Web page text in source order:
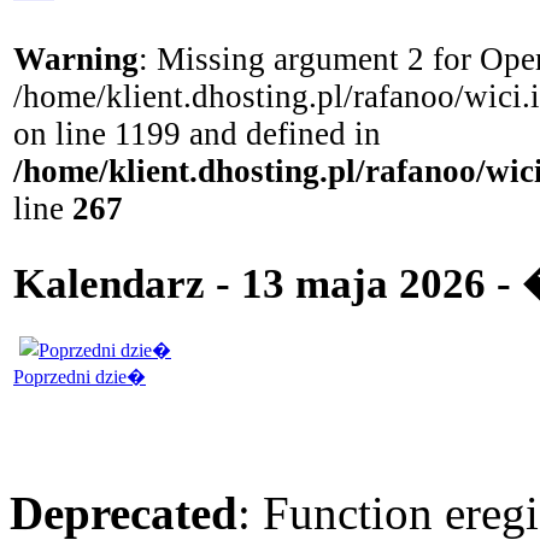
Warning: Missing argument 2 for
/home/klient.dhosting.pl/rafanoo/
on line 1199 and defined in
/home/klient.dhosting.pl/rafanoo/
line 267
Kalendarz - 13 maja 2026 -
Poprzedni dzie�
Deprecated: Function